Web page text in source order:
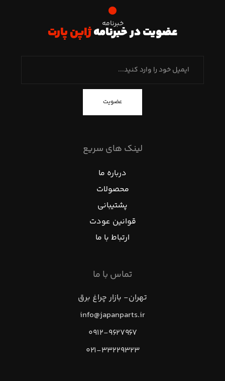
خبرنامه
عضویت در خبرنامهژاپن پارت
عضویت
لینک های سریع
درباره ما
محصولات
پشتیبانی
قوانین عودت
ارتباط با ما
تماس با ما
تهران- بازار چراغ برق
info@japanparts.ir
۰۹۱۲-۹۶۲۷۹۶۷
۰۲۱-۳۳۲۲۹۳۲۳